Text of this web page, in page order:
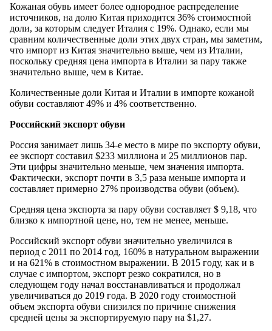
Кожаная обувь имеет более однородное распределение
источников, на долю Китая приходится 36% стоимостной
доли, за которым следует Италия с 19%. Однако, если мы
сравним количественные доли этих двух стран, мы заметим,
что импорт из Китая значительно выше, чем из Италии,
поскольку средняя цена импорта в Италии за пару также
значительно выше, чем в Китае.
Количественные доли Китая и Италии в импорте кожаной
обуви составляют 49% и 4% соответственно.
Российский экспорт обуви
Россия занимает лишь 34-е место в мире по экспорту обуви,
ее экспорт составил $233 миллиона и 25 миллионов пар.
Эти цифры значительно меньше, чем значения импорта.
Фактически, экспорт почти в 3,5 раза меньше импорта и
составляет примерно 27% производства обуви (объем).
Средняя цена экспорта за пару обуви составляет $ 9,18, что
близко к импортной цене, но, тем не менее, меньше.
Российский экспорт обуви значительно увеличился в
период с 2011 по 2014 год, 160% в натуральном выражении
и на 621% в стоимостном выражении. В 2015 году, как и в
случае с импортом, экспорт резко сократился, но в
следующем году начал восстанавливаться и продолжал
увеличиваться до 2019 года. В 2020 году стоимостной
объем экспорта обуви снизился по причине снижения
средней цены за экспортируемую пару на $1,27.